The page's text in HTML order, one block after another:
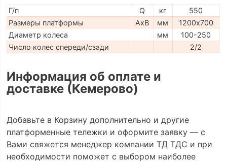
Г/п Q кг
550
Размеры платформы
AxB мм
1200х700
Диаметр колеса
мм
100-250
Число колес спереди/сзади
2/2
Информация об оплате и
доставке (Кемерово)
Добавьте в Корзину дополнительно и другие
платформенные тележки и оформите заявку — с
Вами свяжется менеджер компании ТД ТДС и при
необходимости поможет с выбором наиболее